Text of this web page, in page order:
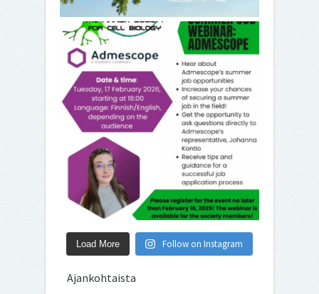
Load More Follow on Instagram
Ajankohtaista